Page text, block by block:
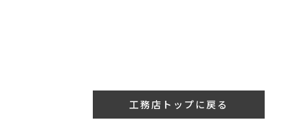
工務店トップに戻る